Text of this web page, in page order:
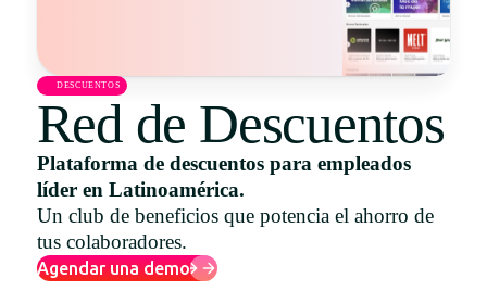
Español
English
Português
DESCUENTOS
Red de Descuentos
Plataforma de descuentos para empleados
líder en Latinoamérica.
Un club de beneficios que potencia el ahorro de
tus colaboradores.
Agendar una demo